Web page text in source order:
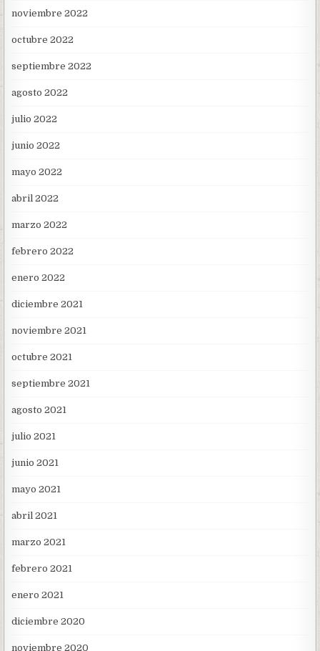
noviembre 2022
octubre 2022
septiembre 2022
agosto 2022
julio 2022
junio 2022
mayo 2022
abril 2022
marzo 2022
febrero 2022
enero 2022
diciembre 2021
noviembre 2021
octubre 2021
septiembre 2021
agosto 2021
julio 2021
junio 2021
mayo 2021
abril 2021
marzo 2021
febrero 2021
enero 2021
diciembre 2020
noviembre 2020